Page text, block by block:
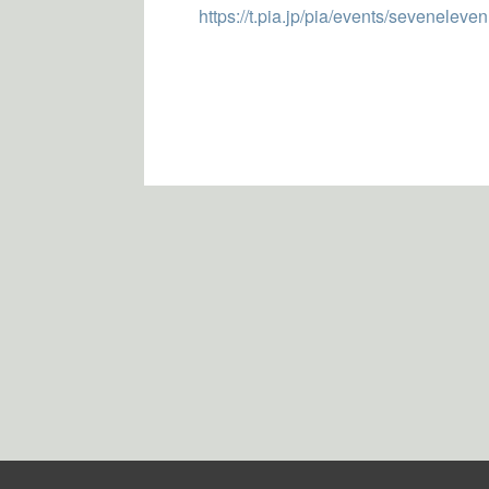
https://t.pia.jp/pia/events/seveneleven